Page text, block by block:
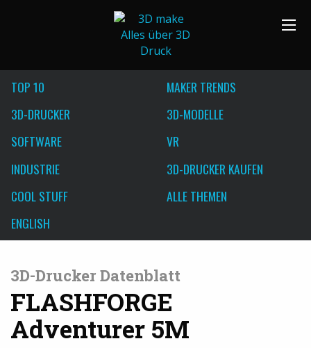
TOP 10
MAKER TRENDS
3D-DRUCKER
3D-MODELLE
SOFTWARE
VR
INDUSTRIE
3D-DRUCKER KAUFEN
COOL STUFF
ALLE THEMEN
ENGLISH
3D-Drucker Datenblatt
FLASHFORGE
Adventurer 5M